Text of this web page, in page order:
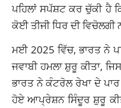
ਪਹਿਲਾਂ ਸਪੱਸ਼ਟ ਕਰ ਚੁੱਕੀ ਹੈ
ਕੋਈ ਤੀਜੀ ਧਿਰ ਦੀ ਵਿਚੋਲਗੀ
ਮਈ 2025 ਵਿੱਚ, ਭਾਰਤ ਨੇ
ਜਵਾਬੀ ਹਮਲਾ ਸ਼ੁਰੂ ਕੀਤਾ,
ਭਾਰਤ ਨੇ ਕੰਟਰੋਲ ਰੇਖਾ ਦੇ
ਹੋਏ ਆਪ੍ਰੇਸ਼ਨ ਸਿੰਦੂਰ ਸ਼ੁਰੂ